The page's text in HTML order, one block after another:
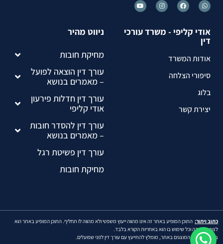
אודי קליפי - משרד עורכי
דין
אודות המשרד
סיפורי הצלחה
בלוג
יצירת קשר
ניווט מהיר
מחיקת חובות
עורך דין הוצאה לפועל
– מאמרים בנושא
עורך דין חדלות פירעון
אודי קליפי
עורך דין להסדר חובות
– מאמרים בנושא
עורך דין פשיטת רגל
מחיקת חובות
כתוב ויתור: התוכן המופיע באתר זה אינו מהווה ייעוץ משפטי ולא מהווה לו תחליף. התוכן המופיע באתר הוא
לצורך למידה וכל שימוש בו הוא באחריות הקורא בלבד.
ברוב הנושאים המוצגים באתר, מומלץ להתייעץ עם עורך דין לפני שפועלים.